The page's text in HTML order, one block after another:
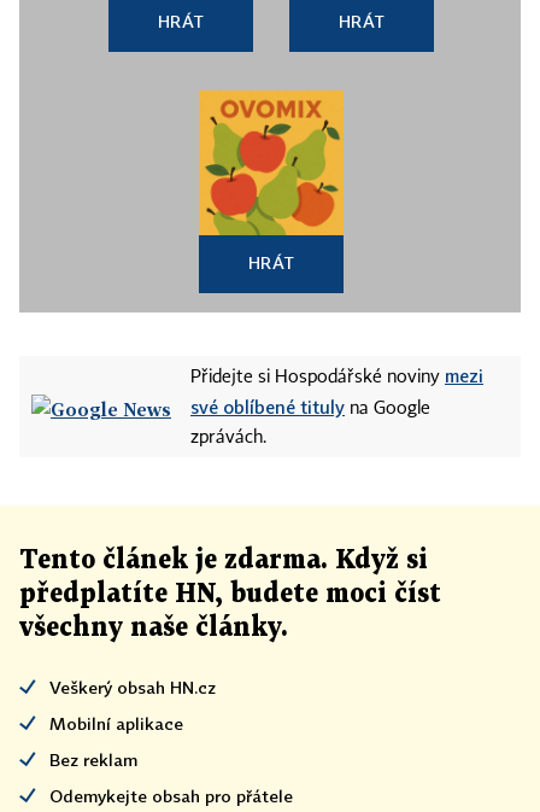
HRÁT HRÁT
HRÁT
Přidejte si Hospodářské noviny mezi
své oblíbené tituly na Google
zprávách.
Tento článek je zdarma. Když si
předplatíte HN, budete moci číst
všechny naše články.
Veškerý obsah HN.cz
Mobilní aplikace
Bez reklam
Odemykejte obsah pro přátele